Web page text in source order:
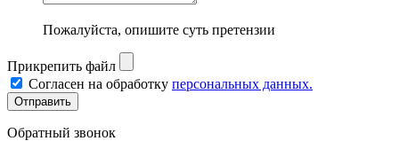
Пожалуйста, опишите суть претензии
Прикрепить файл
Согласен на обработку персональных данных.
Обратный звонок